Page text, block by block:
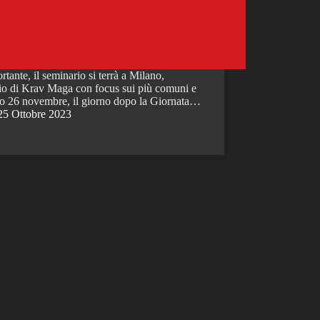
il seminario si terrà a Milano,
di Krav Maga con focus sui più comuni e
26 novembre, il giorno dopo la Giornata…
Ottobre 2023